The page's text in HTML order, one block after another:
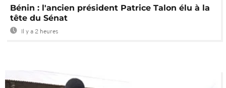
Bénin : l'ancien président Patrice Talon élu à la
tête du Sénat
Il y a 2 heures